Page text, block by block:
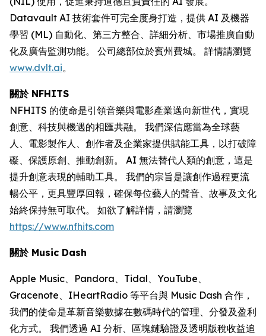
Datavault AI 技術套件可完全度身打造，提供 AI 及機器
學習 (ML) 自動化、第三方整合、詳細分析、市場推廣自動
化及廣告監測功能。 公司總部位於賓州費城。 詳情請瀏覽
www.dvlt.ai。
關於 NFHITS
NFHITS 的使命是引領音樂與電影產業邁向新世代，實現
創意、科技與機遇的相匯共融。 我們深信應當為全球藝
人、電影製作人、創作者及企業家提供賦能工具，以打破障
礙、保護原創、推動創新。 AI 無法替代人類的創意，這是
提升創意表現的輔助工具。 我們的宗旨是讓創作過程更流
暢公平，更具豐厚回報，確保每位藝人的聲音、故事及文化
始終保持無可取代。 如欲了解詳情，請瀏覽
https://www.nfhits.com
關於 Music Dash
Apple Music、Pandora、Tidal、YouTube、
Gracenote、IHeartRadio 等平台與 Music Dash 合作，
我們的使命是革新音樂數據在數碼時代的管理、分發及盈利
化方式。 我們透過 AI 分析、區塊鏈驗證及透明版稅收益追